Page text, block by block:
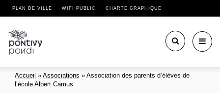
PLAN DE VILLE WIFI PUBLIC CHARTE GRAPHIQUE
Accueil » Associations » Association des parents d’élèves de
l’école Albert Camus